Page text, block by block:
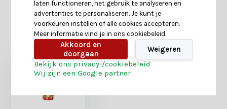
Heb je nog interesse in deze recent bekeken
laten functioneren, het gebruik te analyseren en
advertenties te personaliseren. Je kunt je
voorkeuren instellen of alle cookies accepteren.
Meer informatie vind je in ons cookiebeleid.
Akkoord en
doorgaan
Weigeren
Bekijk ons privacy-/cookiebeleid
Wij zijn een Google partner